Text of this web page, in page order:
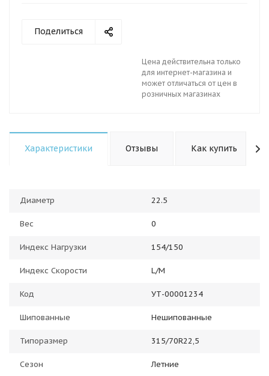
Поделиться
Цена действительна только
для интернет-магазина и
может отличаться от цен в
розничных магазинах
Характеристики Отзывы Как купить
Диаметр 22.5
Вес 0
Индекс Нагрузки 154/150
Индекс Скорости L/M
Код УТ-00001234
Шипованные Нешипованные
Типоразмер 315/70R22,5
Сезон Летние